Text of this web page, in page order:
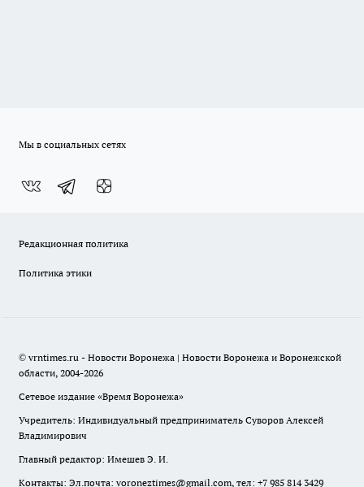
Мы в социальных сетях
Редакционная политика
Политика этики
© vrntimes.ru - Новости Воронежа | Новости Воронежа и Воронежской
области, 2004-2026
Сетевое издание «Время Воронежа»
Учредитель: Индивидуальный предприниматель Суворов Алексей
Владимирович
Главный редактор: Имешев Э. И.
Контакты: Эл.почта: voroneztimes@gmail.com, тел: +7 985 814 3429